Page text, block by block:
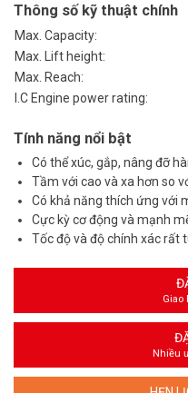
Thông số kỹ thuật chính
Max. Capacity:
Max. Lift height:
Max. Reach:
I.C Engine power rating:
Tính năng nổi bật
Có thể xúc, gắp, nâng đỡ
Tầm với cao và xa hơn so
Có khả năng thích ứng với
Cực kỳ cơ động và mạnh
Tốc độ và độ chính xác rất
Giao
Nhiều